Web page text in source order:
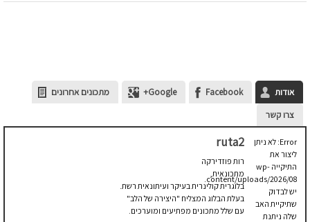
אודות Facebook
Google+
מתכונים אחרונים
צרו קשר
Error: לא ניתן
ליצור את
התיקייה wp-
content/uploads/2026/08.
יש לבדוק
שתיקיית האב
שלה ניתנת
ruta2
רות פוזדירקה
מתכונאית,
בלוגרית קולינרית בעיקר ועיתונאית רשת.
בעלת הבלוג המצליח "היצירה של הלב"
עם שלל מתכונים מפתיעים ומוערכים.